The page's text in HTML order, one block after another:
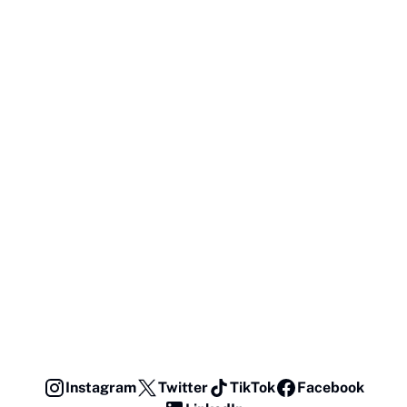
Instagram Twitter TikTok
Facebook